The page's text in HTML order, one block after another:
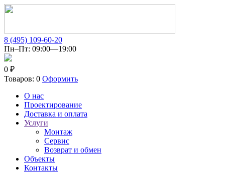
8 (495) 109-60-20
Пн–Пт: 09:00—19:00
0 ₽
Товаров: 0 Оформить
О нас
Проектирование
Доставка и оплата
Услуги
Монтаж
Сервис
Возврат и обмен
Объекты
Контакты